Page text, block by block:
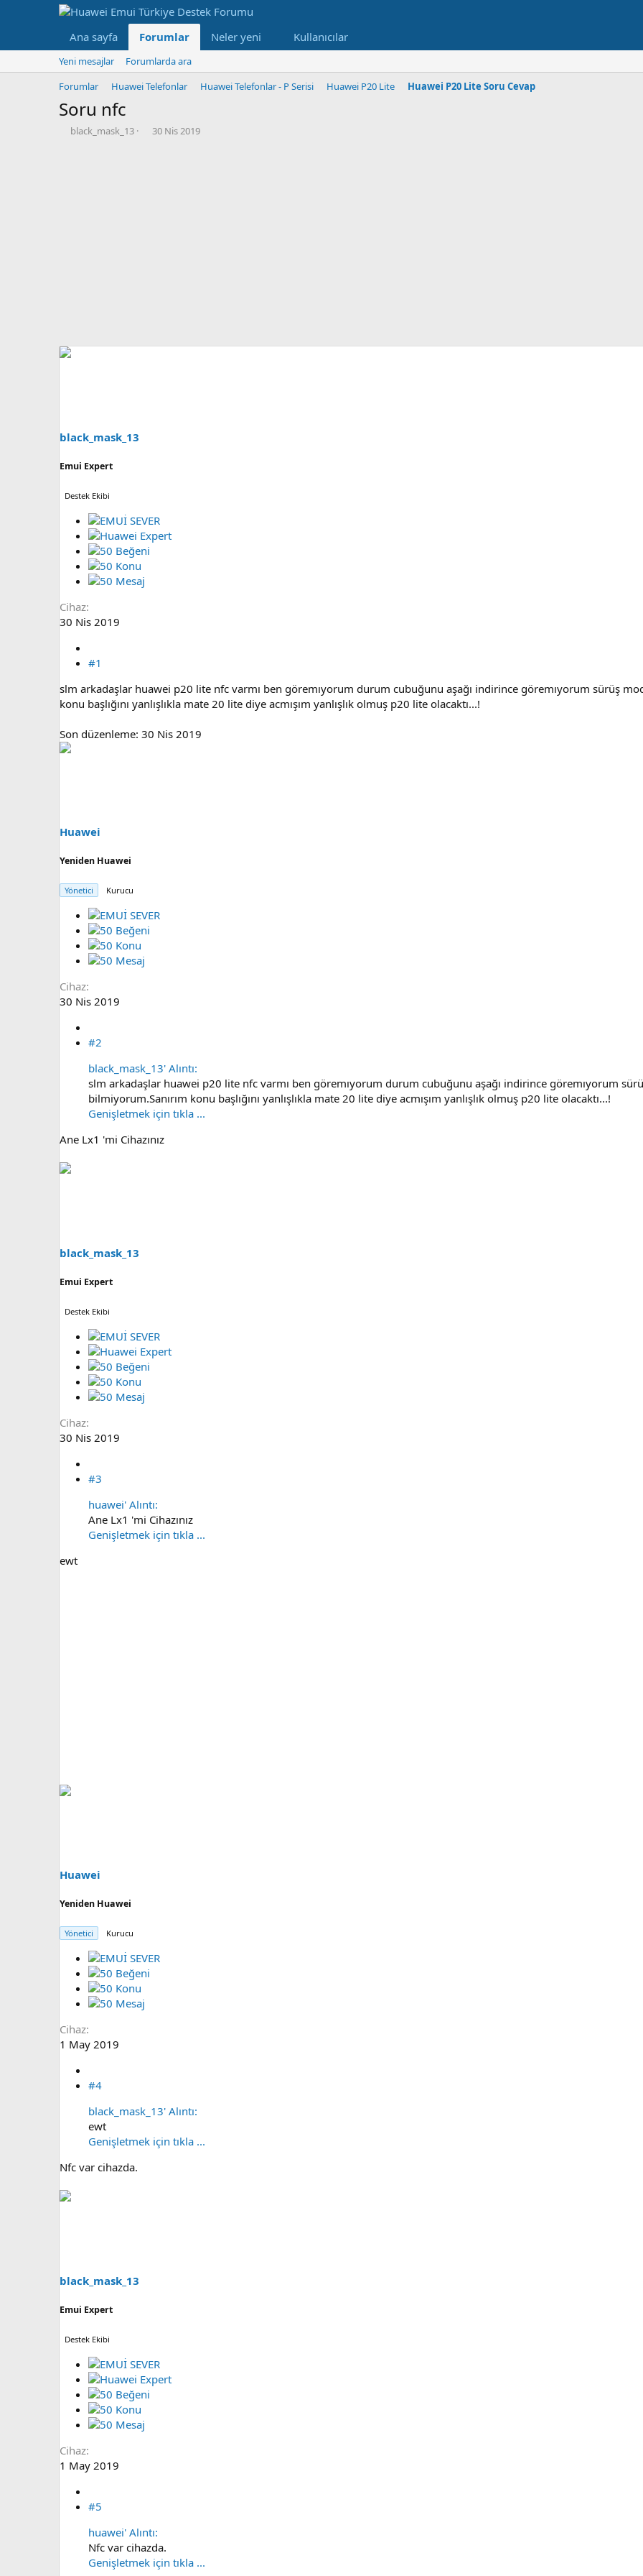
Ana sayfa Forumlar Neler yeni Kullanıcılar
Yeni mesajlar
Forumlarda ara
Forumlar
Huawei Telefonlar Huawei Telefonlar - P Serisi Huawei P20 Lite Huawei P20 Lite Soru Cevap
Soru nfc
K
black_mask_13
B
30 Nis 2019
black_mask_13
Emui Expert
Destek Ekibi
Cihaz
30 Nis 2019
#1
slm arkadaşlar huawei p20 lite nfc varmı ben göremıyorum durum cubuğunu aşağı indirince göremıyorum sürüş
konu başlığını yanlışlıkla mate 20 lite diye acmışım yanlışlık olmuş p20 lite olacaktı...!
Son düzenleme: 30 Nis 2019
Huawei
Yeniden Huawei
Yönetici Kurucu
Cihaz
30 Nis 2019
#2
black_mask_13' Alıntı:
slm arkadaşlar huawei p20 lite nfc varmı ben göremıyorum durum cubuğunu aşağı indirince göremıyorum
bilmiyorum.Sanırım konu başlığını yanlışlıkla mate 20 lite diye acmışım yanlışlık olmuş p20 lite olacaktı...!
Genişletmek için tıkla ...
Ane Lx1 'mi Cihazınız
black_mask_13
Emui Expert
Destek Ekibi
Cihaz
30 Nis 2019
#3
huawei' Alıntı:
Ane Lx1 'mi Cihazınız
Genişletmek için tıkla ...
ewt
Huawei
Yeniden Huawei
Yönetici Kurucu
Cihaz
1 May 2019
#4
black_mask_13' Alıntı:
ewt
Genişletmek için tıkla ...
Nfc var cihazda.
black_mask_13
Emui Expert
Destek Ekibi
Cihaz
1 May 2019
#5
huawei' Alıntı:
Nfc var cihazda.
Genişletmek için tıkla ...